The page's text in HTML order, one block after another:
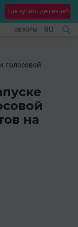
Где купить дешевле?
ОБЗОРЫ RU
голосовой
на